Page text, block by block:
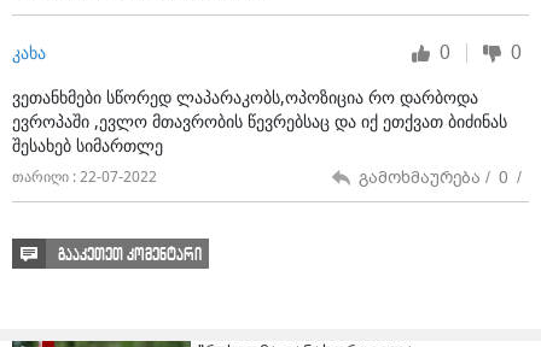
კახა 0 0
ვეთანხმები სწორედ ლაპარაკობს,ოპოზიცია რო დარბოდა
ევროპაში ,ევლო მთავრობის წევრებსაც და იქ ეთქვათ ბიძინას
შესახებ სიმართლე
თარიღი : 22-07-2022 გამოხმაურება / 0 /
გააკეთეთ კომენტარი